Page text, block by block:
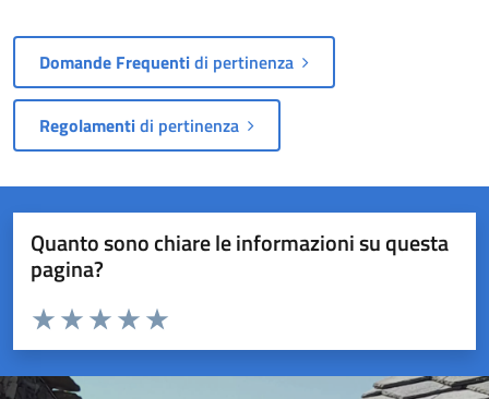
Domande Frequentidi pertinenza
Regolamentidi pertinenza
Quanto sono chiare le informazioni su questa
pagina?
Valuta da 1 a 5 stelle la pagina
Valuta 5 stelle su 5
Valuta 4 stelle su 5
Valuta 3 stelle su 5
Valuta 2 stelle su 5
Valuta 1 stelle su 5